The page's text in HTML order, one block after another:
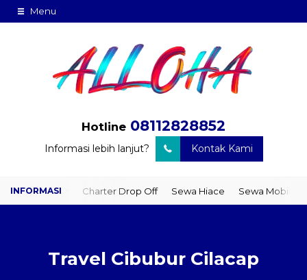
Menu
Hotline 08112828852
Informasi lebih lanjut? Kontak Kami
Charter Drop Off Sewa Hiace Sewa Mobil Plus Driver
Travel Cibubur Cilacap